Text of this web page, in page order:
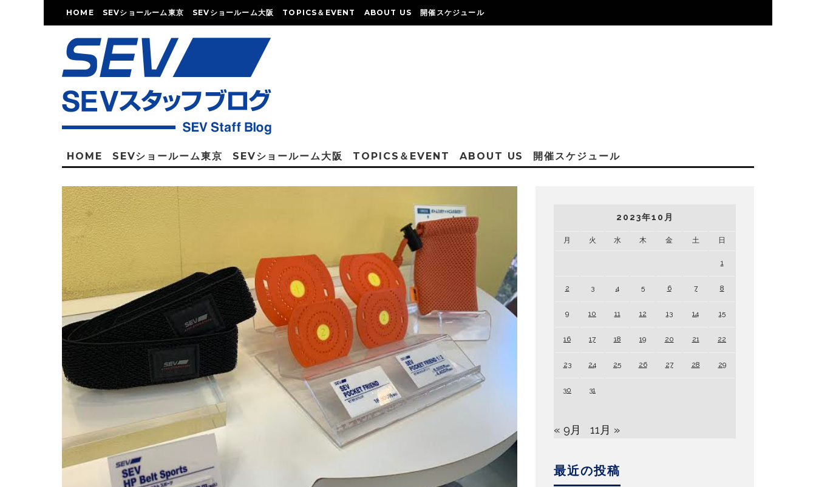
HOME SEVショールーム東京 SEVショールーム大阪 TOPICS＆EVENT ABOUT US 開催スケジュール
HOME SEVショールーム東京 SEVショールーム大阪 TOPICS＆EVENT ABOUT US 開催スケジュール
2023年10月
月 火 水 木 金 土 日
1
2 3 4 5 6 7 8
9 10 11 12 13 14 15
16 17 18 19 20 21 22
23 24 25 26 27 28 29
30 31
« 9月 11月 »
最近の投稿